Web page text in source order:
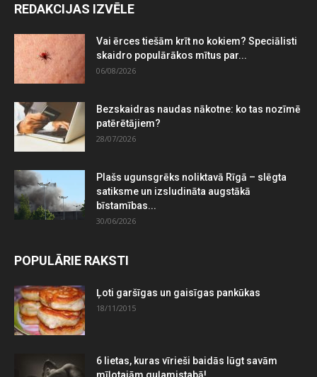
REDAKCIJAS IZVĒLE
Vai ērces tiešām krīt no kokiem? Speciālisti
skaidro populārākos mītus par...
06/08/2026
Bezskaidras naudas nākotne: ko tas nozīmē
patērētājiem?
28/07/2026
Plašs ugunsgrēks noliktavā Rīgā – slēgta
satiksme un izsludināta augstākā
bīstamības...
30/06/2026
POPULĀRIE RAKSTI
Ļoti garšīgas un gaisīgas pankūkas
18/11/2015
6 lietas, kuras vīrieši baidās lūgt savām